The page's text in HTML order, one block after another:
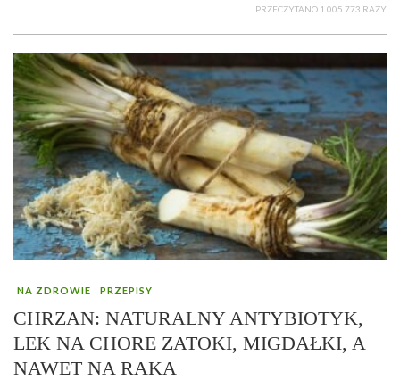
PRZECZYTANO 1 005 773 RAZY
NA ZDROWIE PRZEPISY
CHRZAN: NATURALNY ANTYBIOTYK,
LEK NA CHORE ZATOKI, MIGDAŁKI, A
NAWET NA RAKA